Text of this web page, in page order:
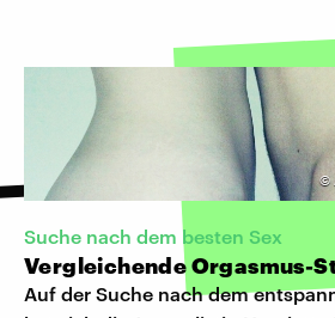
©
Suche nach dem besten Sex
Vergleichende Orgasmus-
Auf der Suche nach dem